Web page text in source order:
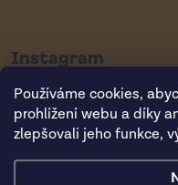
Používáme cookies,
prohlížení webu a díky
zlepšovali jeho funkce,
Instagram